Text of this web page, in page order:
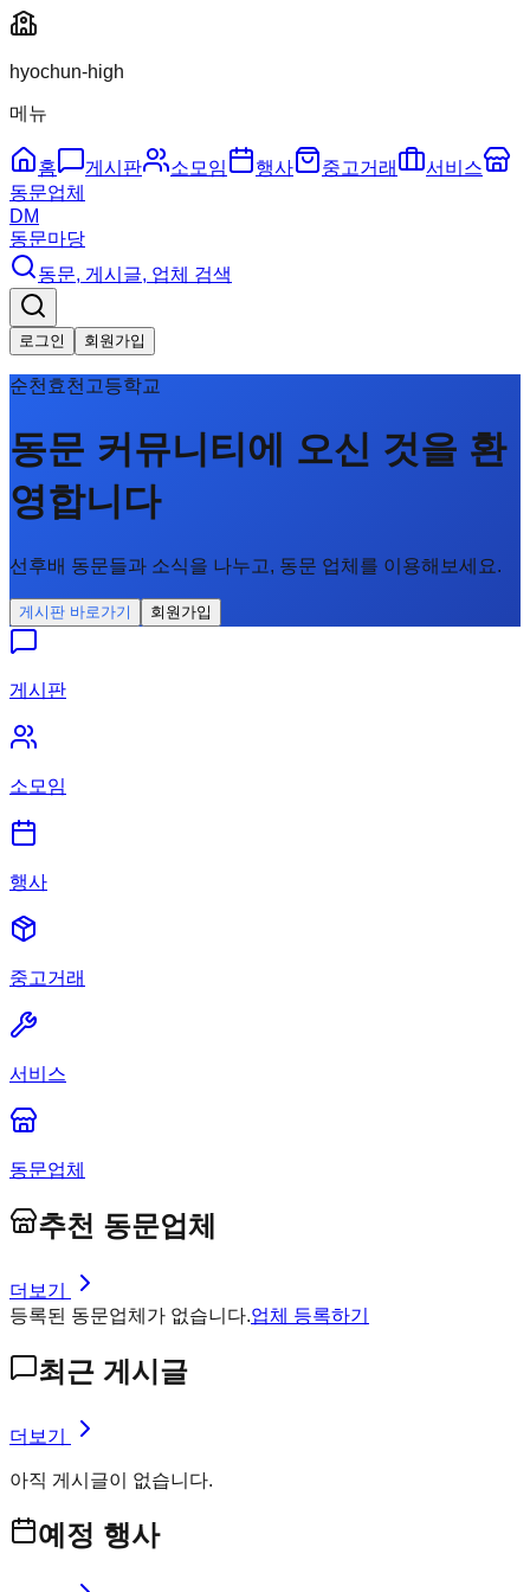
hyochun-high
메뉴
홈 게시판 소모임 행사 중고거래
서비스
동문업체
DM
동문마당
동문, 게시글, 업체 검색
로그인 회원가입
순천효천고등학교
동문 커뮤니티에 오신 것을 환
영합니다
선후배 동문들과 소식을 나누고, 동문 업체를 이용해보세요.
게시판 바로가기 회원가입
게시판
소모임
행사
중고거래
서비스
동문업체
추천 동문업체
더보기
등록된 동문업체가 없습니다.업체 등록하기
최근 게시글
더보기
아직 게시글이 없습니다.
예정 행사